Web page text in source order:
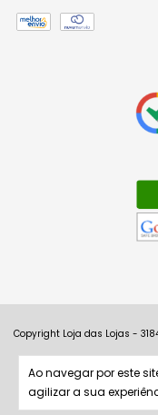
Ao navegar por este
agilizar a sua
Copyright Loja das Lojas -